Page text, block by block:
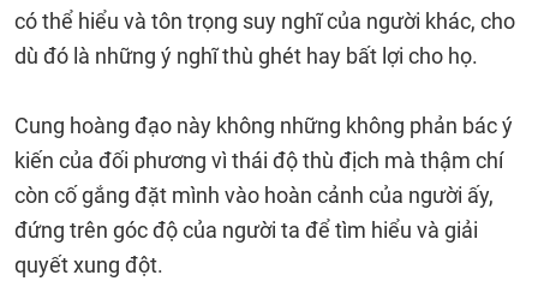
có thể hiểu và tôn trọng suy nghĩ của người khác, cho
dù đó là những ý nghĩ thù ghét hay bất lợi cho họ.
Cung hoàng đạo này không những không phản bác ý
kiến ​​của đối phương vì thái độ thù địch mà thậm chí
còn cố gắng đặt mình vào hoàn cảnh của người ấy,
đứng trên góc độ của người ta để tìm hiểu và giải
quyết xung đột.